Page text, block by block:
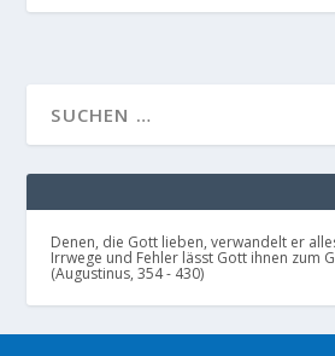
Denen, die Gott lieben, verwandelt er
Irrwege und Fehler lässt Gott ihnen zum
(Augustinus, 354 - 430)